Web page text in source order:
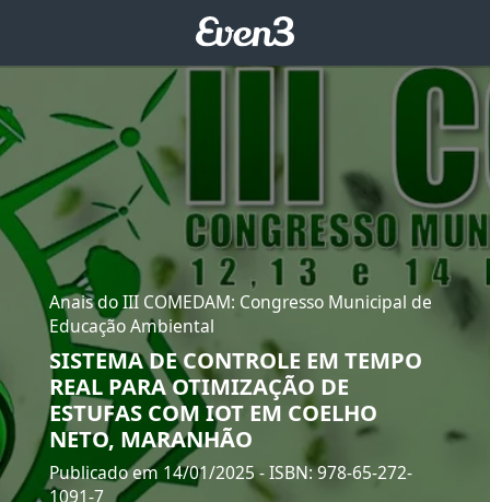
Anais do III COMEDAM: Congresso Municipal de
Educação Ambiental
SISTEMA DE CONTROLE EM TEMPO
REAL PARA OTIMIZAÇÃO DE
ESTUFAS COM IOT EM COELHO
NETO, MARANHÃO
Publicado em 14/01/2025- ISBN: 978-65-272-
1091-7